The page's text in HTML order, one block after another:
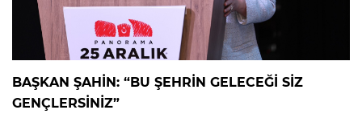
BAŞKAN ŞAHİN: “BU ŞEHRİN GELECEĞİ SİZ
GENÇLERSİNİZ”